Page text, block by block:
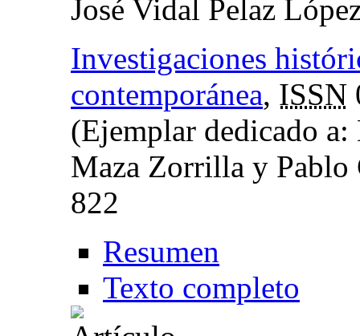
José Vidal Pelaz
Investigaciones
contemporánea, ISSN
(Ejemplar dedicado a:
Maza Zorrilla y Pablo
822
Resumen
Texto completo